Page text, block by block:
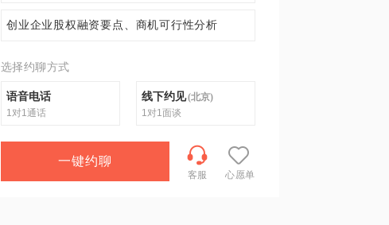
创业企业股权融资要点、商机可行性分析
选择约聊方式
语音电话
1对1通话
线下约见(北京)
1对1面谈
一键约聊
客服 心愿单